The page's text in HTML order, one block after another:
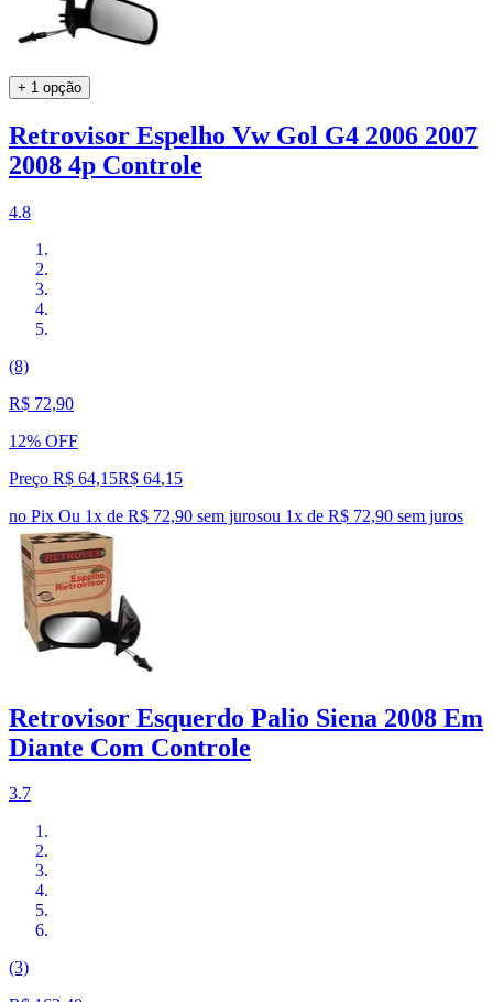
+ 1 opção
Retrovisor Espelho Vw Gol G4 2006 2007
2008 4p Controle
4.8
(8)
R$ 72,90
12% OFF
Preço R$ 64,15R$ 64,15
no Pix Ou 1x de R$ 72,90 sem jurosou 1x de R$ 72,90 sem juros
Retrovisor Esquerdo Palio Siena 2008 Em
Diante Com Controle
3.7
(3)